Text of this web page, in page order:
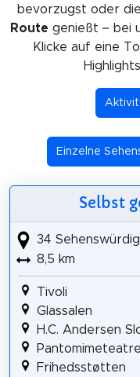
bevorzugst oder die
Route genießt – bei
Klicke auf eine
Einzelne
Selbst
34
8,5 km
Tivoli
Glassalen
H.C. Andersen
Frihedsstøtten